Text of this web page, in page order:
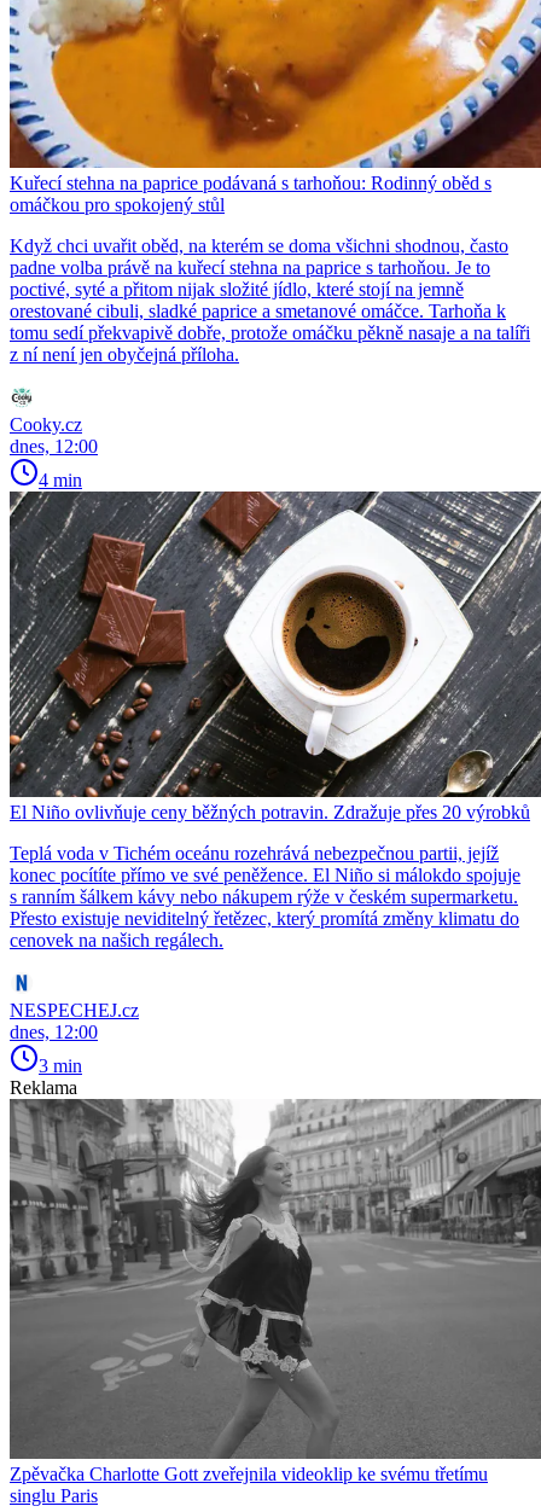
Kuřecí stehna na paprice podávaná s tarhoňou: Rodinný oběd s
omáčkou pro spokojený stůl
Když chci uvařit oběd, na kterém se doma všichni shodnou, často
padne volba právě na kuřecí stehna na paprice s tarhoňou. Je to
poctivé, syté a přitom nijak složité jídlo, které stojí na jemně
orestované cibuli, sladké paprice a smetanové omáčce. Tarhoňa k
tomu sedí překvapivě dobře, protože omáčku pěkně nasaje a na talíři
z ní není jen obyčejná příloha.
Cooky.cz
dnes, 12:00
4 min
El Niño ovlivňuje ceny běžných potravin. Zdražuje přes 20 výrobků
Teplá voda v Tichém oceánu rozehrává nebezpečnou partii, jejíž
konec pocítíte přímo ve své peněžence. El Niño si málokdo spojuje
s ranním šálkem kávy nebo nákupem rýže v českém supermarketu.
Přesto existuje neviditelný řetězec, který promítá změny klimatu do
cenovek na našich regálech.
NESPECHEJ.cz
dnes, 12:00
3 min
Reklama
Zpěvačka Charlotte Gott zveřejnila videoklip ke svému třetímu
singlu Paris